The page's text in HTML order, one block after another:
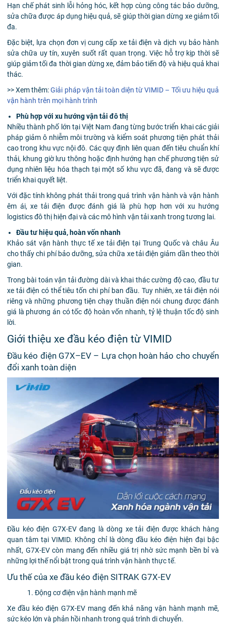
Hạn chế phát sinh lỗi hỏng hóc, kết hợp cùng công tác bảo dưỡng,
sửa chữa được áp dụng hiệu quả, sẽ giúp thời gian dừng xe giảm tối
đa.
Đặc biệt, lựa chọn đơn vị cung cấp xe tải điện và dịch vụ bảo hành
sửa chữa uy tín, xuyên suốt rất quan trọng. Việc hỗ trợ kịp thời sẽ
giúp giảm tối đa thời gian dừng xe, đảm bảo tiến độ và hiệu quả khai
thác.
>> Xem thêm:Giải pháp vận tải toàn diện từ VIMID – Tối ưu hiệu quả
vận hành trên mọi hành trình
Phù hợp với xu hướng vận tải đô thị
Nhiều thành phố lớn tại Việt Nam đang từng bước triển khai các giải
pháp giảm ô nhiễm môi trường và kiểm soát phương tiện phát thải
cao trong khu vực nội đô. Các quy định liên quan đến tiêu chuẩn khí
thải, khung giờ lưu thông hoặc định hướng hạn chế phương tiện sử
dụng nhiên liệu hóa thạch tại một số khu vực đã, đang và sẽ được
triển khai quyết liệt.
Với đặc tính không phát thải trong quá trình vận hành và vận hành
êm ái, xe tải điện được đánh giá là phù hợp hơn với xu hướng
logistics đô thị hiện đại và các mô hình vận tải xanh trong tương lai.
Đầu tư hiệu quả, hoàn vốn nhanh
Khảo sát vận hành thực tế xe tải điện tại Trung Quốc và châu Âu
cho thấy chi phí bảo dưỡng, sửa chữa xe tải điện giảm dần theo thời
gian.
Trong bài toán vận tải đường dài và khai thác cường độ cao, đầu tư
xe tải điện có thể tiêu tốn chi phí ban đầu. Tuy nhiên, xe tải điện nói
riêng và những phương tiện chạy thuần điện nói chung được đánh
giá là phương án có tốc độ hoàn vốn nhanh, tỷ lệ thuận tốc độ sinh
lời.
Giới thiệu xe đầu kéo điện từ VIMID
Đầu kéo điện G7X–EV – Lựa chọn hoàn hảo cho chuyển
đổi xanh toàn diện
Đầu kéo điện G7X-EV đang là dòng xe tải điện được khách hàng
quan tâm tại VIMID. Không chỉ là dòng đầu kéo điện hiện đại bậc
nhất, G7X-EV còn mang đến nhiều giá trị nhờ sức mạnh bền bỉ và
những lợi thế nổi bật trong quá trình vận hành thực tế.
Ưu thế của xe đầu kéo điện SITRAK G7X-EV
1. Động cơ điện vận hành mạnh mẽ
Xe đầu kéo điện G7X-EV mang đến khả năng vận hành mạnh mẽ,
sức kéo lớn và phản hồi nhanh trong quá trình di chuyển.